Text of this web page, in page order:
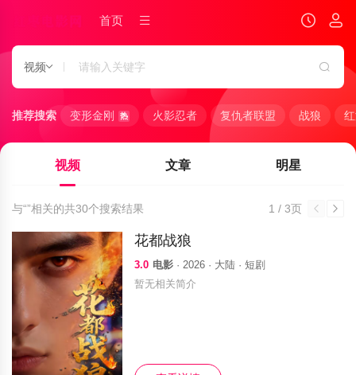
首页
视频
推荐搜索 变形金刚 热 火影忍者 复仇者联盟 战狼
视频 文章 明星
1 / 3页
与“”相关的共30个搜索结果
花都战狼
3.0 电影 · 2026 · 大陆 · 短剧
暂无相关简介